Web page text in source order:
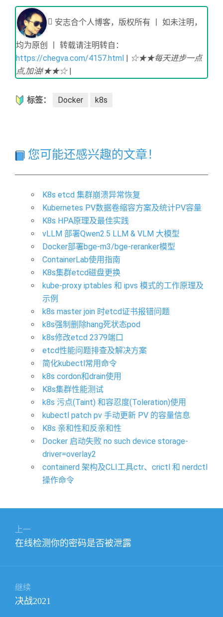
安志合个人博客，版权所有 丨 如未注明，
均为原创 丨 转载请注明转自：
https://chegva.com/4157.html | ☆★★每天进步一点
点,加油!★★☆|
标签： Docker k8s
您可能还感兴趣的文章！
K8s etcd 集群崩溃异常恢复
Kubernetes PV数据卷缩容方案及统计PV容量
K8s HPA原理及最佳实践
vLLM 部署Qwen2.5 LLM & VLM 大模型
Docker部署bge-m3/bge-reranker模型
ContainerLab使用指南
K8s集群etcd磁盘更换
kube-proxy iptables 和 ipvs 模式的工作原理及
示例
k8s master join 时etcd证书报错问题
k8s强制删除hang死状态pod
k8s修改etcd 2379端口
etcd性能问题排查及解决方案
简化kubectl常用命令
k8s cordon和drain使用
K8s集群性能测试
k8s 污点(Taint) 和容忍度(Toleration)使用
kubectl patch pv 手动更新 PV 的容量信息
K8s 亲和性和反亲和性
Docker 启动失败 no such device storage-
driver=overlay2
containerd 架构及CLI工具ctr、crictl 和 nerdctl
操作命令
上一
上
在线检测你的密码是否被泄露
继续
下
决战2021